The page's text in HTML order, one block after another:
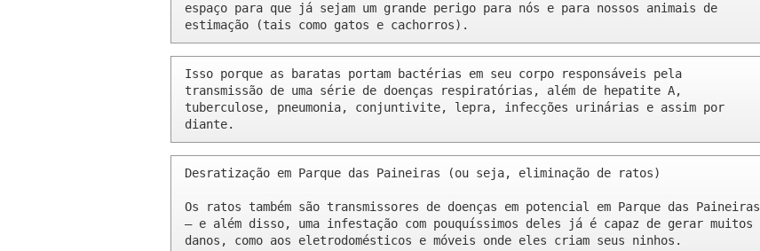
espaço para que já sejam um grande perigo para nós e para nossos animais de
estimação (tais como gatos e cachorros).
Isso porque as baratas portam bactérias em seu corpo responsáveis pela
transmissão de uma série de doenças respiratórias, além de hepatite A,
tuberculose, pneumonia, conjuntivite, lepra, infecções urinárias e assim por
diante.
Desratização em Parque das Paineiras (ou seja, eliminação de ratos)
Os ratos também são transmissores de doenças em potencial em Parque das Paineiras
– e além disso, uma infestação com pouquíssimos deles já é capaz de gerar muitos
danos, como aos eletrodomésticos e móveis onde eles criam seus ninhos.